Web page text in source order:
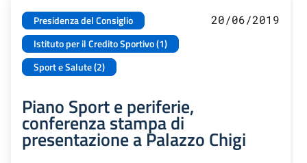
Presidenza del Consiglio
Istituto per il Credito Sportivo (1)
Sport e Salute (2)
20/06/2019
Piano Sport e periferie,
conferenza stampa di
presentazione a Palazzo Chigi